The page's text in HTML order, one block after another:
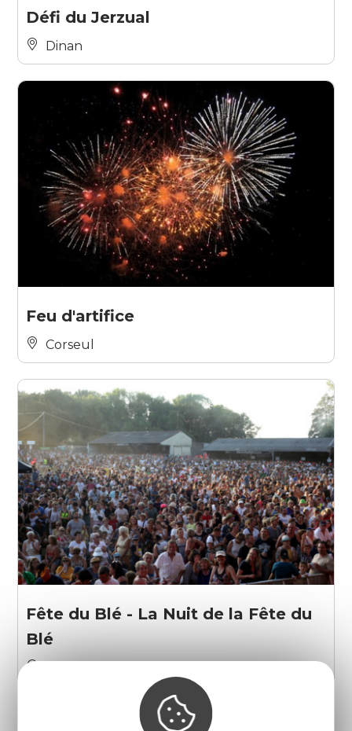
Défi du Jerzual
Dinan
Feu d'artifice
Corseul
Fête du Blé - La Nuit de la Fête du
Blé